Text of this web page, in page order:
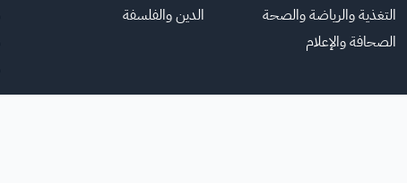
التغذية والرياضة والصحة
الصحافة والإعلام
الدين والفلسفة